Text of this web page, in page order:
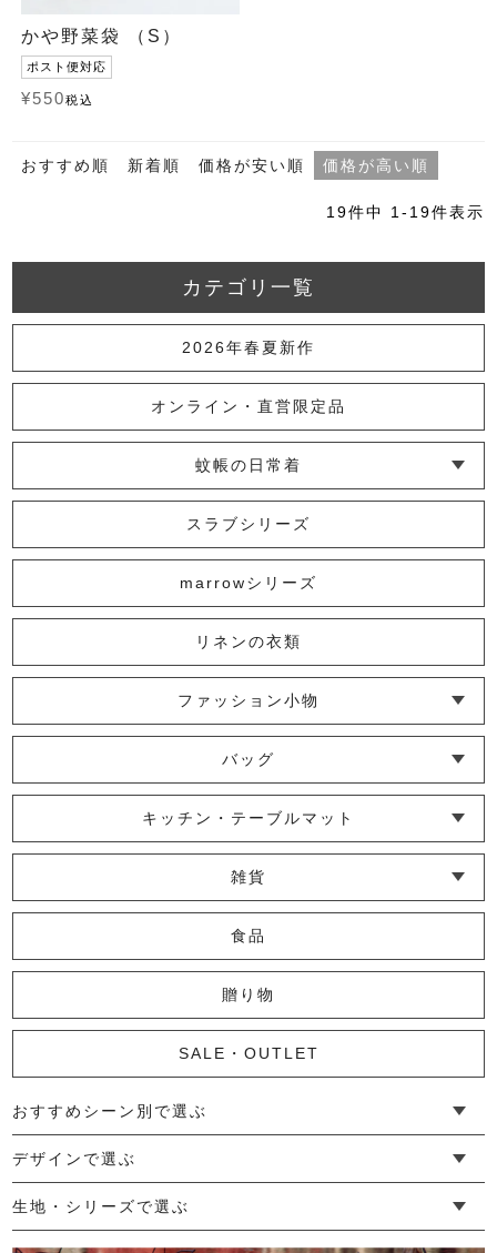
かや野菜袋 （S）
ポスト便対応
¥550税込
おすすめ順 新着順 価格が安い順 価格が高い順
19件中 1 - 19件表示
カテゴリ一覧
2026年春夏新作
オンライン・直営限定品
蚊帳の日常着
└ インナー
└ トップス
└ ワンピース
└ パンツ
└ スカート
└ 羽織りもの
└ キッズ・ベビー
スラブシリーズ
marrowシリーズ
リネンの衣類
ファッション小物
└ ショール・ストール
└ マスク
└ 靴下・アームカバー
バッグ
└ ポシェット・ショルダーバッグ
└ トートバッグ
└ 巾着バッグ
キッチン・テーブルマット
└ 蚊帳のふきん
└ かっぽう着・エプロン
└ その他キッチン小物
└ コースター
└ ランチョンマット・プレースマット
└ テーブルランナー・テーブルセンター
雑貨
└ その他小物
└ タオル・ハンカチ
└ ポーチ
└ インテリア
食品
贈り物
SALE・OUTLET
おすすめシーン別で選ぶ
└ 新生活
└ 和装
└ 旅行
└ 快眠
└ お祝い
デザインで選ぶ
└ ゆったりデザイン
└ 小柄さんにおすすめデザイン
└ 袖付きデザイン
└ メンズ・ユニセックスデザイン
└ 暮らしの黒色特集
生地・シリーズで選ぶ
└ 手紬手織り麻
└ 先染め麻
└ からみ織
└ グレーズリネン
└ 綿麻帆布
└ リネンツイード
└ リネンハンプ
└ ざっくり麻
└ オーガニックの蚊帳
└ かやキノミシリーズ
└ ふちどりシリーズ
└ 花紋シリーズ
└ 小紋シリーズ
└ 華わびシリーズ
└ 波ステッチシリーズ
└ あゆみ鹿シリーズ
└ 森の鹿シリーズ
└ まほろばシリーズ
└ 刺し子渦シリーズ
└ 革の水玉シリーズ
└ 新ビオシリーズ